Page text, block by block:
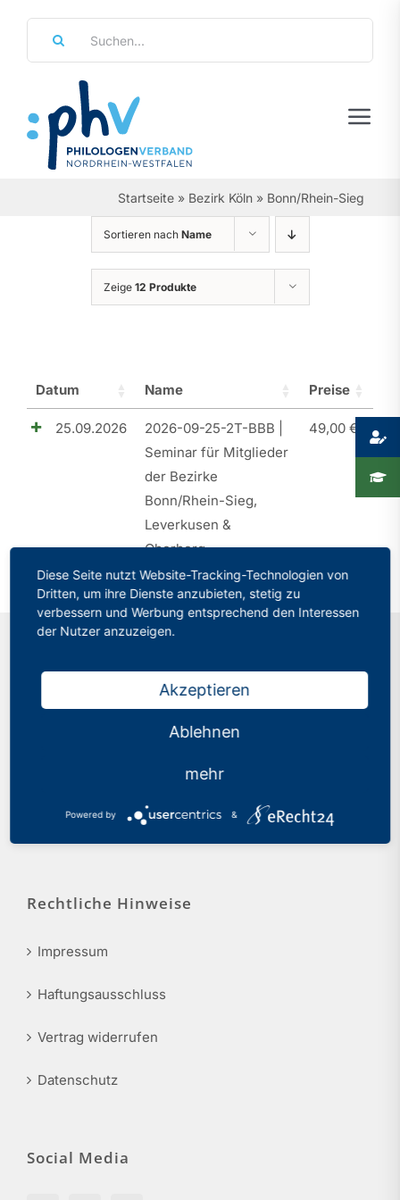
springen
Regierungsbezirke
Personalräte
Über Uns
Leistungen & Service
Presse
Recht
Startseite » Bezirk Köln » Bonn/Rhein-Sieg
Sortieren nach Name
Zeige 12 Produkte
Datum Name Preise
25.09.2026
2026-09-25-2T-BBB |
Seminar für Mitglieder
der Bezirke
Bonn/Rhein-Sieg,
Leverkusen &
Oberberg
49,00 €
Kontakt
Philologenverband Nordrhein-Westfalen
Tel.: 0211 17 74 40
Rechtliche Hinweise
Impressum
Haftungsausschluss
Vertrag widerrufen
Datenschutz
Social Media
Diese Seite nutzt Website-Tracking-Technologien von
Dritten, um ihre Dienste anzubieten, stetig zu
verbessern und Werbung entsprechend den Interessen
der Nutzer anzuzeigen.
Akzeptieren
Ablehnen
mehr
Powered by &